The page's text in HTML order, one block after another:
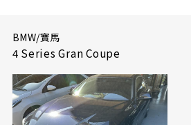
BMW/寶馬
4 Series Gran Coupe